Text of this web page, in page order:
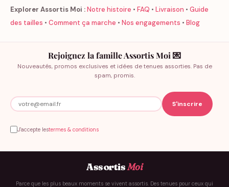
Explorer Assortis Moi :Notre histoire • FAQ • Livraison • Guide
des tailles • Comment ça marche • Nos engagements • Blog
Rejoignez la famille Assortis Moi 💌
Nouveautés, promos exclusives et idées de tenues assorties. Pas de
spam, promis.
J'accepte lestermes & conditions
AssortisMoi
Parce que les plus beaux moments se vivent assortis. Des tenues pour ceux qui